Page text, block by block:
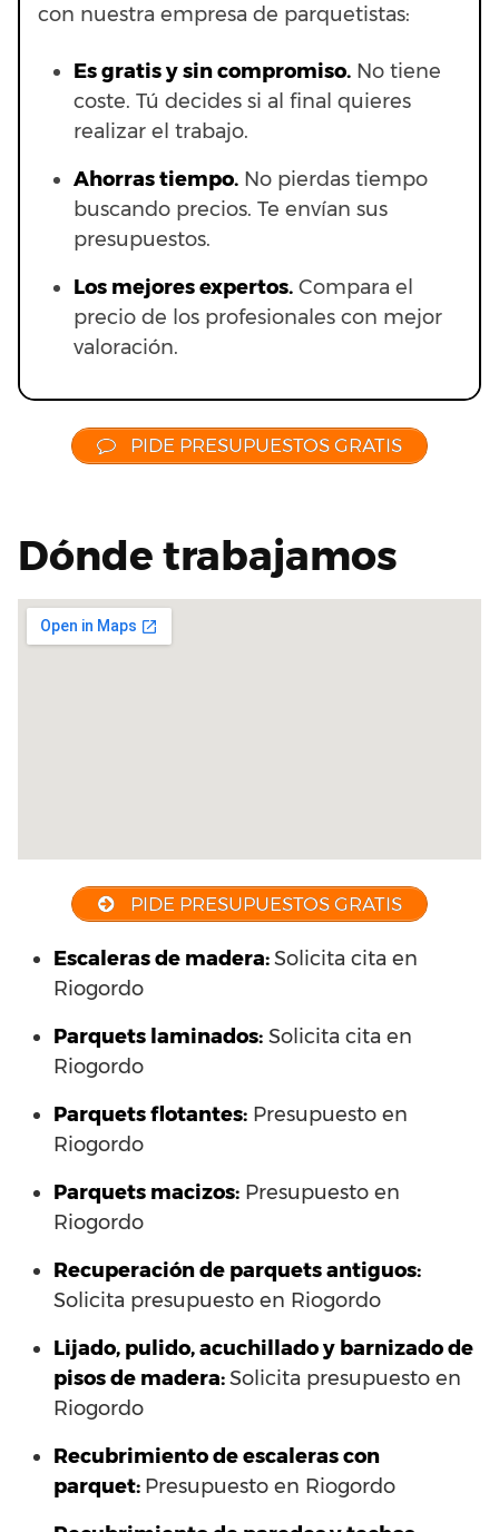
con nuestra empresa de parquetistas:
Es gratis y sin compromiso. No tiene
coste. Tú decides si al final quieres
realizar el trabajo.
Ahorras tiempo. No pierdas tiempo
buscando precios. Te envían sus
presupuestos.
Los mejores expertos. Compara el
precio de los profesionales con mejor
valoración.
PIDE PRESUPUESTOS GRATIS
Dónde trabajamos
PIDE PRESUPUESTOS GRATIS
Escaleras de madera:Solicita cita en
Riogordo
Parquets laminados: Solicita cita en
Riogordo
Parquets flotantes: Presupuesto en
Riogordo
Parquets macizos: Presupuesto en
Riogordo
Recuperación de parquets antiguos:
Solicita presupuesto en Riogordo
Lijado, pulido, acuchillado y barnizado de
pisos de madera:Solicita presupuesto en
Riogordo
Recubrimiento de escaleras con
parquet: Presupuesto en Riogordo